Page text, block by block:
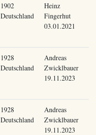
1902
Deutschland
Heinz
Fingerhut
03.01.2021
1928
Deutschland
Andreas
Zwicklbauer
19.11.2023
1928
Deutschland
Andreas
Zwicklbauer
19.11.2023